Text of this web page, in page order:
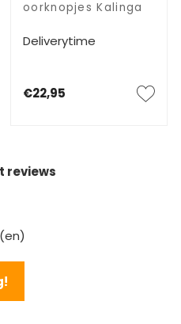
oorknopjes Kalinga
Deliverytime
€22,95
reviews